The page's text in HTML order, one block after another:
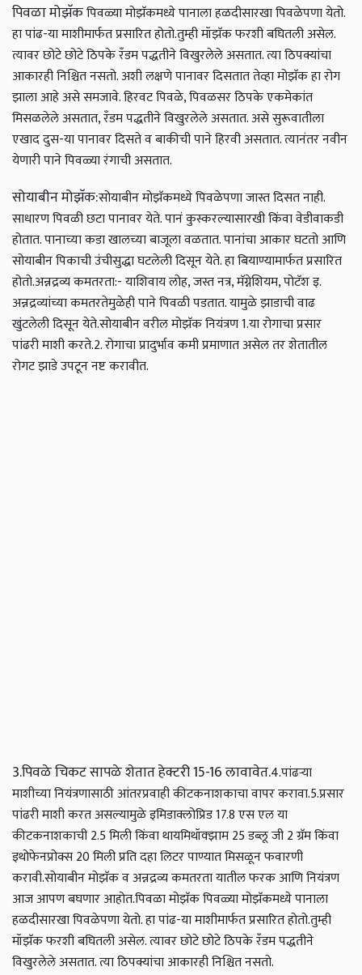
पिवळा मोझॅकपिवळ्या मोझॅकमध्ये पानाला हळदीसारखा पिवळेपणा येतो.
हा पांढ-या माशीमार्फत प्रसारित होतो.तुम्ही मॉझॅक फरशी बघितली असेल.
त्यावर छोटे छोटे ठिपके रॅंडम पद्धतीने विखुरलेले असतात. त्या ठिपक्यांचा
आकारही निश्चित नसतो. अशी लक्षणे पानावर दिसतात तेव्हा मोझॅक हा रोग
झाला आहे असे समजावे. हिरवट पिवळे, पिवळसर ठिपके एकमेकांत
मिसळलेले असतात, रॅंडम पद्धतीने विखुरलेले असतात. असे सुरूवातीला
एखाद दुस-या पानावर दिसते व बाकीची पाने हिरवी असतात. त्यानंतर नवीन
येणारी पाने पिवळ्या रंगाची असतात.
सोयाबीन मोझॅक:सोयाबीन मोझॅकमध्ये पिवळेपणा जास्त दिसत नाही.
साधारण पिवळी छटा पानावर येते. पानं कुस्करल्यासारखी किंवा वेडीवाकडी
होतात. पानाच्या कडा खालच्या बाजूला वळतात. पानांचा आकार घटतो आणि
सोयाबीन पिकाची उंचीसुद्धा घटलेली दिसून येते. हा बियाण्यामार्फत प्रसारित
होतो.अन्नद्रव्य कमतरता:- याशिवाय लोह, जस्त नत्र, मॅग्नेशियम, पोटॅश इ.
अन्नद्रव्यांच्या कमतरतेमुळेही पाने पिवळी पडतात. यामुळे झाडाची वाढ
खुंटलेली दिसून येते.सोयाबीन वरील मोझॅक नियंत्रण1.या रोगाचा प्रसार
पांढरी माशी करते.2. रोगाचा प्रादुर्भाव कमी प्रमाणात असेल तर शेतातील
रोगट झाडे उपटून नष्ट करावीत.
3.पिवळे चिकट सापळे शेतात हेक्टरी 15-16 लावावेत.4.पांढऱ्या
माशीच्या नियंत्रणासाठी आंतरप्रवाही कीटकनाशकाचा वापर करावा.5.प्रसार
पांढरी माशी करत असल्यामुळे इमिडाक्लोप्रिड 17.8 एस एल या
कीटकनाशकाची 2.5 मिली किंवा थायमिथॉक्झाम 25 डब्लू जी 2 ग्रॅम किंवा
इथोफेनप्रोक्स 20 मिली प्रति दहा लिटर पाण्यात मिसळून फवारणी
करावी.सोयाबीन मोझॅक व अन्नद्रव्य कमतरता यातील फरक आणि नियंत्रण
आज आपण बघणार आहोत.पिवळा मोझॅकपिवळ्या मोझॅकमध्ये पानाला
हळदीसारखा पिवळेपणा येतो. हा पांढ-या माशीमार्फत प्रसारित होतो.तुम्ही
मॉझॅक फरशी बघितली असेल. त्यावर छोटे छोटे ठिपके रॅंडम पद्धतीने
विखुरलेले असतात. त्या ठिपक्यांचा आकारही निश्चित नसतो.